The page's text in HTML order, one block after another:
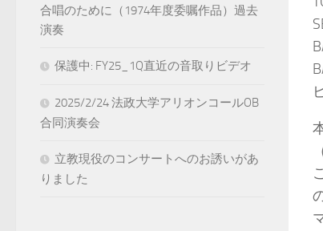
合唱のために（1974年度委嘱作品）過去
演奏
保護中: FY25_1Q直近の音取りビデオ
2025/2/24 法政大学アリオンコールOB
合同演奏会
立教現役のコンサートへのお誘いがあ
りました